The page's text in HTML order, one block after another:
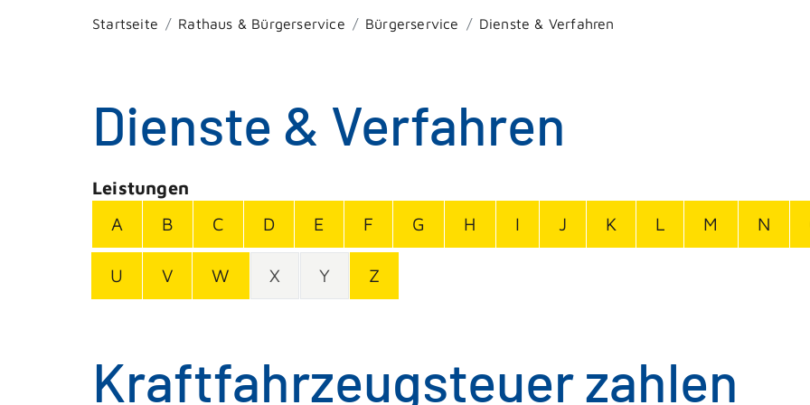
Startseite Rathaus & Bürgerservice Bürgerservice Dienste & Verfahren
Dienste & Verfahren
Leistungen
A
B C D E F G H I J K L M N
U V W X Y Z
Kraftfahrzeugsteuer zahlen